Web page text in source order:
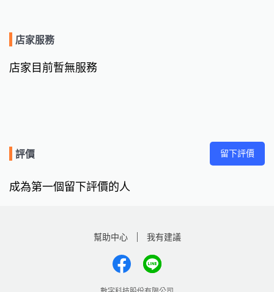
店家服務
店家目前暫無服務
評價 留下評價
成為第一個留下評價的人
幫助中心 我有建議